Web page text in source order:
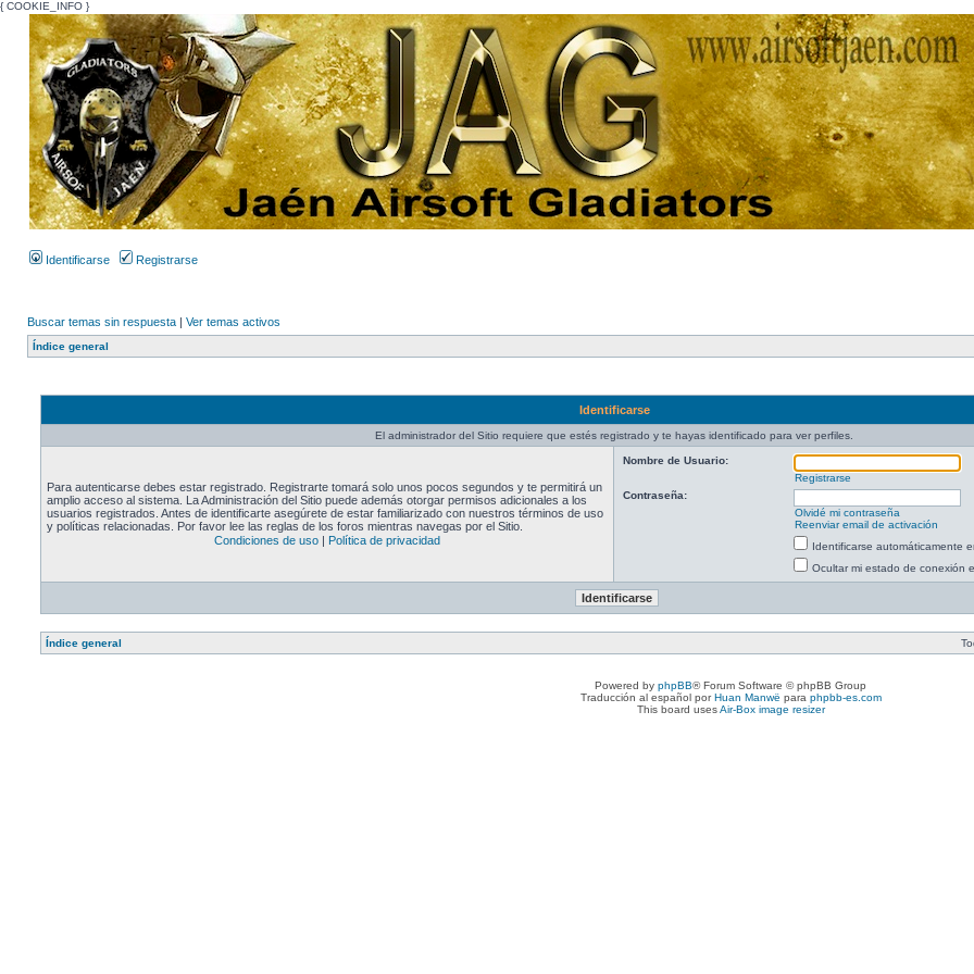
{ COOKIE_INFO }
Identificarse Registrarse
Buscar temas sin respuesta | Ver temas activos
Índice general
Identificarse
El administrador del Sitio requiere que estés registrado y te hayas identificado para ver perfiles.
Para autenticarse debes estar registrado. Registrarte tomará solo unos pocos segundos y te permitirá un
amplio acceso al sistema. La Administración del Sitio puede además otorgar permisos adicionales a los
usuarios registrados. Antes de identificarte asegúrete de estar familiarizado con nuestros términos de uso
y políticas relacionadas. Por favor lee las reglas de los foros mientras navegas por el Sitio.
Condiciones de uso | Política de privacidad
Nombre de Usuario:
Registrarse
Contraseña:
Olvidé mi contraseña
Reenviar email de activación
Identificarse automáticamente
Ocultar mi estado de conexión
Índice general
Powered by phpBB® Forum Software © phpBB Group
Traducción al español porHuan Manwë para phpbb-es.com
This board usesAir-Box image resizer